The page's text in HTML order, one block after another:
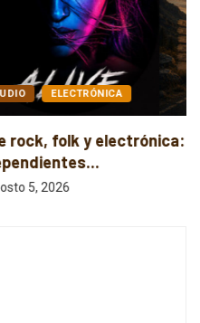
estrenos